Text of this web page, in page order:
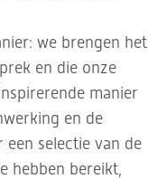
we brengen het
en die onze
manier
en de
selectie van de
hebben bereikt,